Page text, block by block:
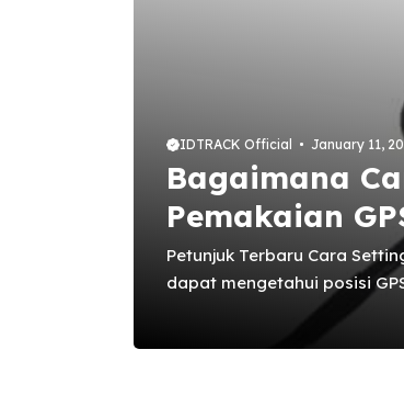
IDTRACK Official January 11,
Bagaimana
Pemakaian
Petunjuk Terbaru Cara
dapat mengetahui posisi
ke nomor GPS ini, setelah